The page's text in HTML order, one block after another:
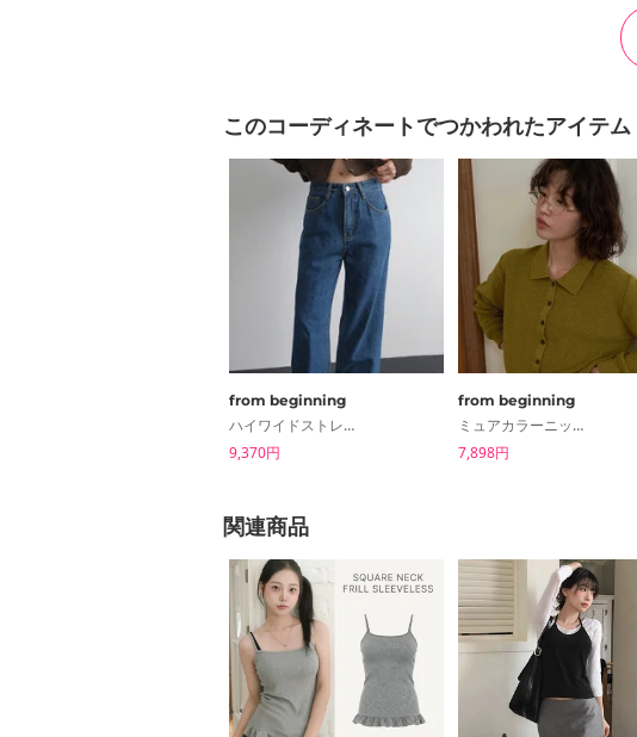
このコーディネートでつかわれたアイテム
from beginning
ハイワイドストレートデニムパンツ
9,370円
from beginning
ミュアカラーニットカーディガン
7,898円
関連商品